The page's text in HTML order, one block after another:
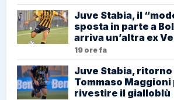
Juve Stabia, il
sposta in parte a
arriva un’altra ex
19 ore fa
Juve Stabia,
Tommaso
rivestire il gialloblù